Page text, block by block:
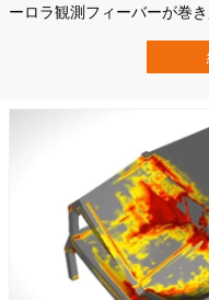
ーロラ観測フィーバーが巻
されていますが、天文学者
摘されています。 もしスー